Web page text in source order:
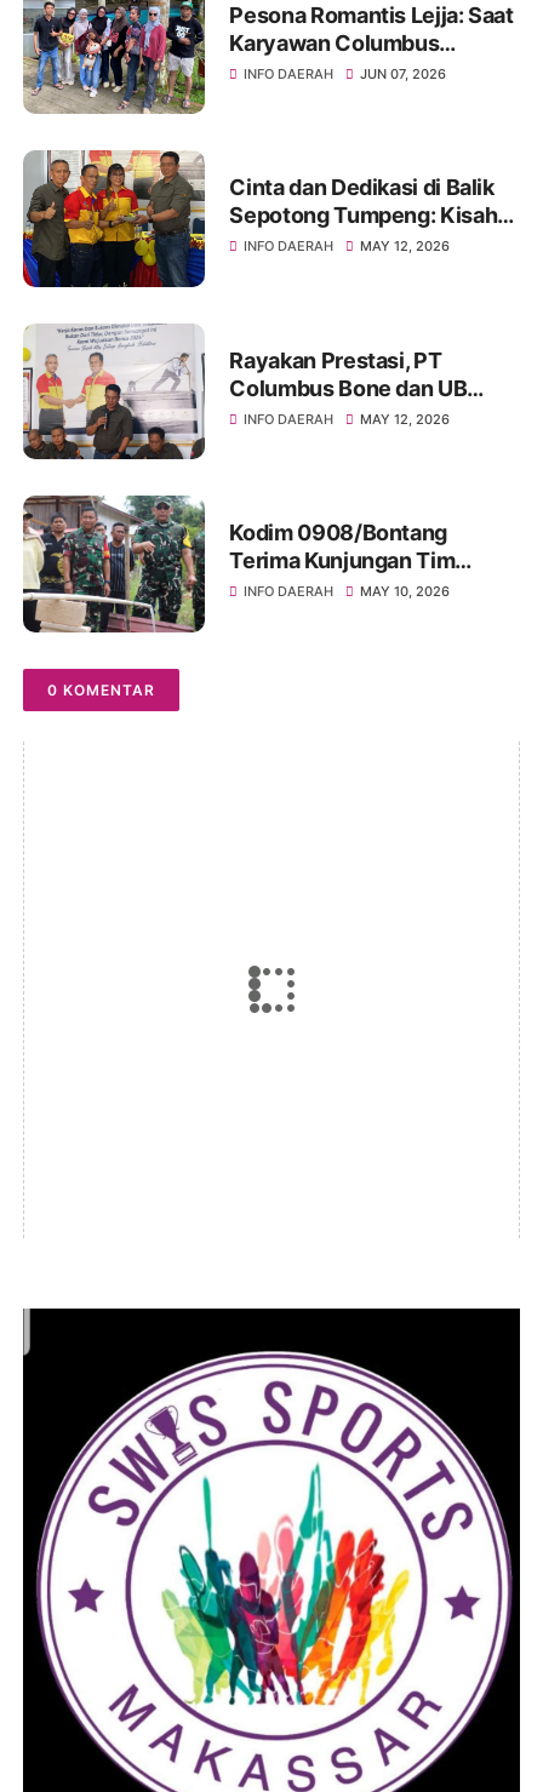
Pesona Romantis Lejja: Saat
Karyawan Columbus
Soppeng Menenun
INFO DAERAH JUN 07, 2026
Cinta dan Dedikasi di Balik
Sepotong Tumpeng: Kisah
Manis Columbus Soppeng &
INFO DAERAH MAY 12, 2026
Rayakan Prestasi, PT
Columbus Bone dan UB
Parepare Bagikan Bonus
INFO DAERAH MAY 12, 2026
Kodim 0908/Bontang
Terima Kunjungan Tim
Wasev TMMD Ke-128 Tahun
INFO DAERAH MAY 10, 2026
0 KOMENTAR